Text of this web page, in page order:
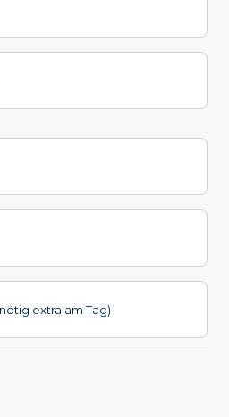
extra am Tag)